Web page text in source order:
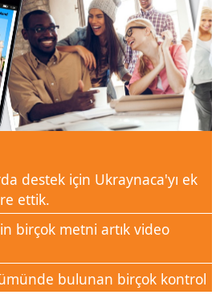
destek için Ukraynaca'yı ek
ettik.
birçok metni artık video
bulunan birçok kontrol